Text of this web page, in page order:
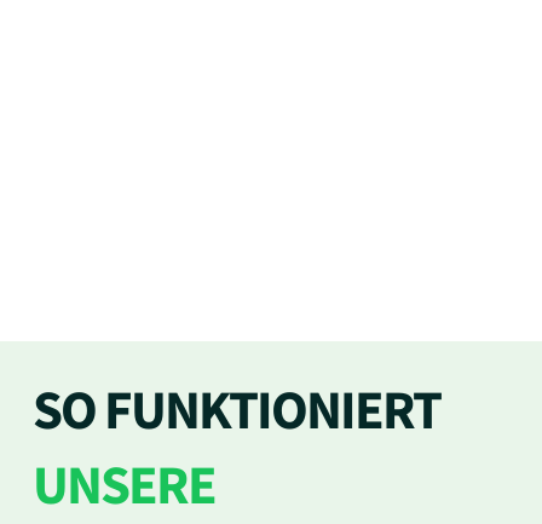
SO FUNKTIONIERT
UNSERE